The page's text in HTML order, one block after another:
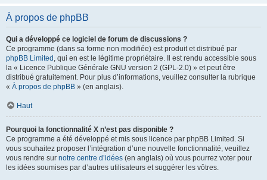
À propos de phpBB
Qui a développé ce logiciel de forum de discussions ?
Ce programme (dans sa forme non modifiée) est produit et distribué par
phpBB Limited , qui en est le légitime propriétaire. Il est rendu accessible sous
la « Licence Publique Générale GNU version 2 (GPL-2.0) » et peut être
distribué gratuitement. Pour plus d’informations, veuillez consulter la rubrique
« À propos de phpBB » (en anglais).
Haut
Pourquoi la fonctionnalité X n’est pas disponible ?
Ce programme a été développé et mis sous licence par phpBB Limited. Si
vous souhaitez proposer l’intégration d’une nouvelle fonctionnalité, veuillez
vous rendre sur notre centre d’idées (en anglais) où vous pourrez voter pour
les idées soumises par d’autres utilisateurs et suggérer les vôtres.